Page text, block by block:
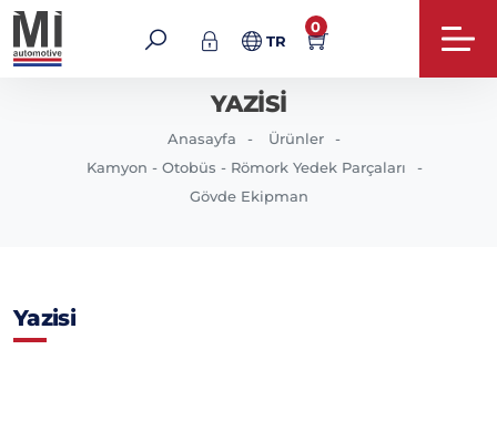
TR
0
YAZISI
Anasayfa
Ürünler
Kamyon - Otobüs - Römork Yedek Parçaları
Gövde Ekipman
Yazisi